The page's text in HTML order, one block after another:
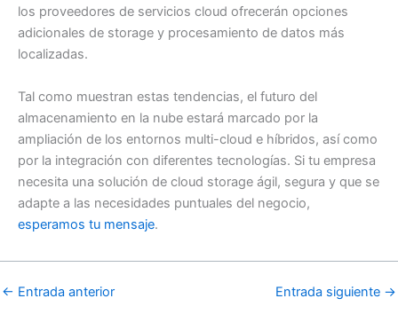
los proveedores de servicios cloud ofrecerán opciones
adicionales de storage y procesamiento de datos más
localizadas.
Tal como muestran estas tendencias, el futuro del
almacenamiento en la nube estará marcado por la
ampliación de los entornos multi-cloud e híbridos, así como
por la integración con diferentes tecnologías. Si tu empresa
necesita una solución de cloud storage ágil, segura y que se
adapte a las necesidades puntuales del negocio,
esperamos tu mensaje.
← Entrada anterior Entrada siguiente →